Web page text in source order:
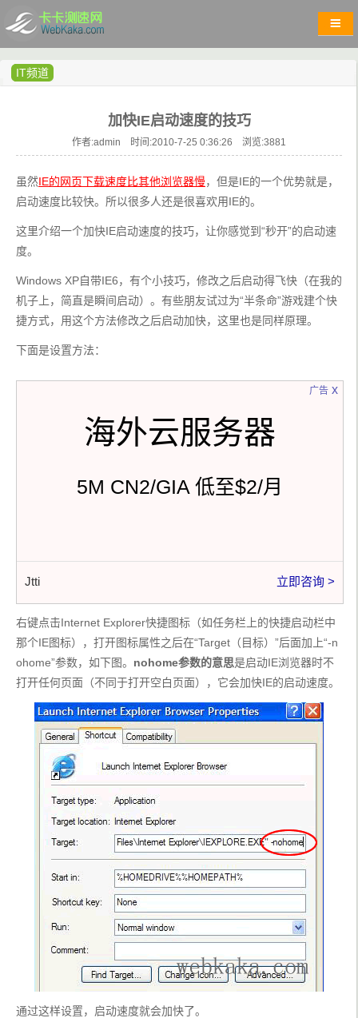
IT频道
加快IE启动速度的技巧
作者:admin 时间:2010-7-25 0:36:26 浏览:3881
虽然IE的网页下载速度比其他浏览器慢，但是IE的一个优势就是，
启动速度比较快。所以很多人还是很喜欢用IE的。
这里介绍一个加快IE启动速度的技巧，让你感觉到“秒开”的启动速
度。
Windows XP自带IE6，有个小技巧，修改之后启动得飞快（在我的
机子上，简直是瞬间启动）。有些朋友试过为“半条命”游戏建个快
捷方式，用这个方法修改之后启动加快，这里也是同样原理。
下面是设置方法：
广告
海外云服务器
5M CN2/GIA 低至$2/月
Jtti 立即咨询 >
x
右键点击Internet Explorer快捷图标（如任务栏上的快捷启动栏中
那个IE图标），打开图标属性之后在“Target（目标）”后面加上“-n
ohome”参数，如下图。 nohome参数的意思是启动IE浏览器时不
打开任何页面（不同于打开空白页面），它会加快IE的启动速度。
通过这样设置，启动速度就会加快了。